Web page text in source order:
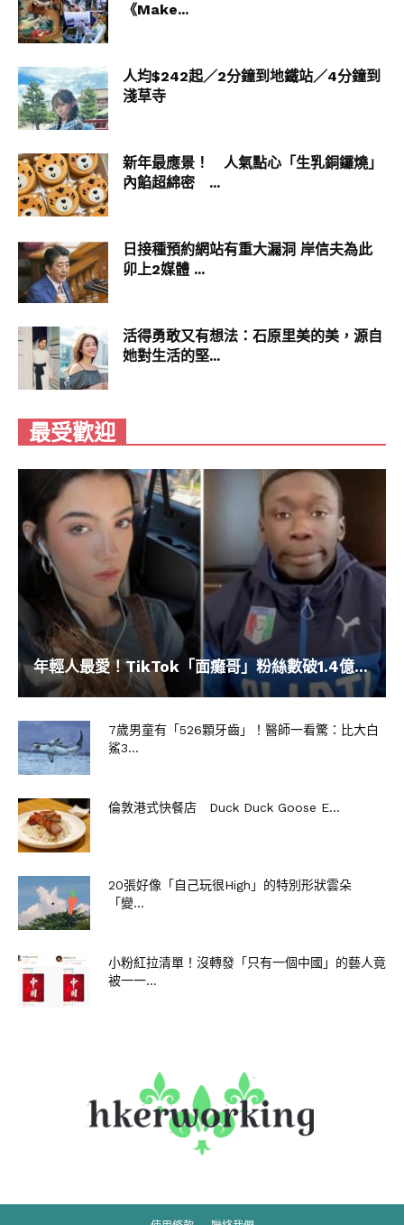
《Make...
人均$242起／2分鐘到地鐵站／4分鐘到
淺草寺
新年最應景！ 人氣點心「生乳銅鑼燒」
內餡超綿密 ...
日接種預約網站有重大漏洞 岸信夫為此
卯上2媒體 ...
活得勇敢又有想法：石原里美的美，源自
她對生活的堅...
最受歡迎
年輕人最愛！TikTok「面癱哥」粉絲數破1.4億...
7歲男童有「526顆牙齒」！醫師一看驚：比大白
鯊3...
倫敦港式快餐店 Duck Duck Goose E...
20張好像「自己玩很High」的特別形狀雲朵
「變...
小粉紅拉清單！沒轉發「只有一個中國」的藝人竟
被一一...